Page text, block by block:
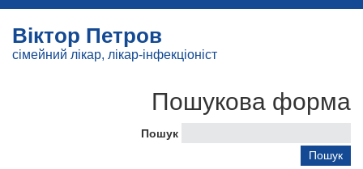
Віктор Петров
сімейний лікар, лікар-інфекціоніст
Пошукова форма
Пошук